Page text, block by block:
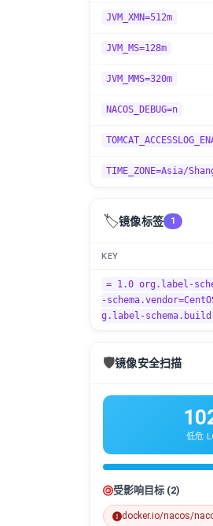
JVM_XMN=512m
JVM_MS=128m
JVM_MMS=320m
NACOS_DEBUG=n
TIME_ZONE=Asia/
🏷️镜像标签 1
KEY
= 1.0 org.label-
-
g.label-schema.build-
🛡️镜像安全扫描
低危
受影响目标 (2)
docker.io/nacos/